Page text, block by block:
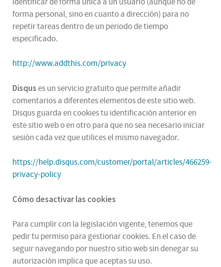
forma personal, sino en cuanto a dirección) para no
repetir tareas dentro de un periodo de tiempo
especificado.
http://www.addthis.com/privacy
Disquses un servicio gratuito que permite añadir
comentarios a diferentes elementos de este sitio web.
Disqus guarda en cookies tu identificación anterior en
este sitio web o en otro para que no sea necesario iniciar
sesión cada vez que utilices el mismo navegador.
https://help.disqus.com/customer/portal/articles/466259-
privacy-policy
Cómo desactivar las cookies
Para cumplir con la legislación vigente, tenemos que
pedir tu permiso para gestionar cookies. En el caso de
seguir navegando por nuestro sitio web sin denegar su
autorización implica que aceptas su uso.